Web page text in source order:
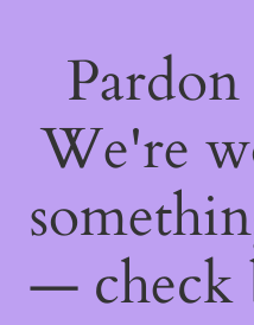
We're
— check